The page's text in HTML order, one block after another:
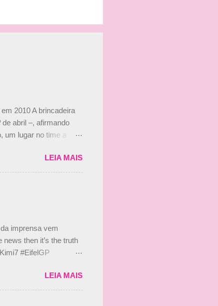
2010 A brincadeira
de abril –, afirmando
um lugar no time a
Senna em 2010. "Na
assinado com Bruno
contra o filho do
LEIA MAIS
imprensa vem
then it’s the truth
#EifelGP
🙌 Over to you,
Beijinhos, Ludy
LEIA MAIS